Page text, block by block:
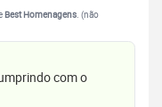
Best Homenagens. (não
com o